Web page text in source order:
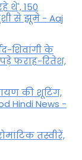
थे', 150
से झूमे - Aaj
शिवांगी के
फराह-रितेश,
की शूटिंग,
Hindi News -
तस्वीरें,